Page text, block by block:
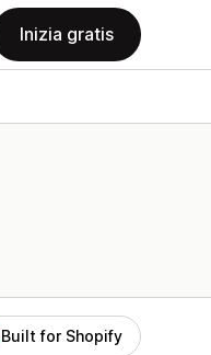
Inizia gratis
Built for Shopify